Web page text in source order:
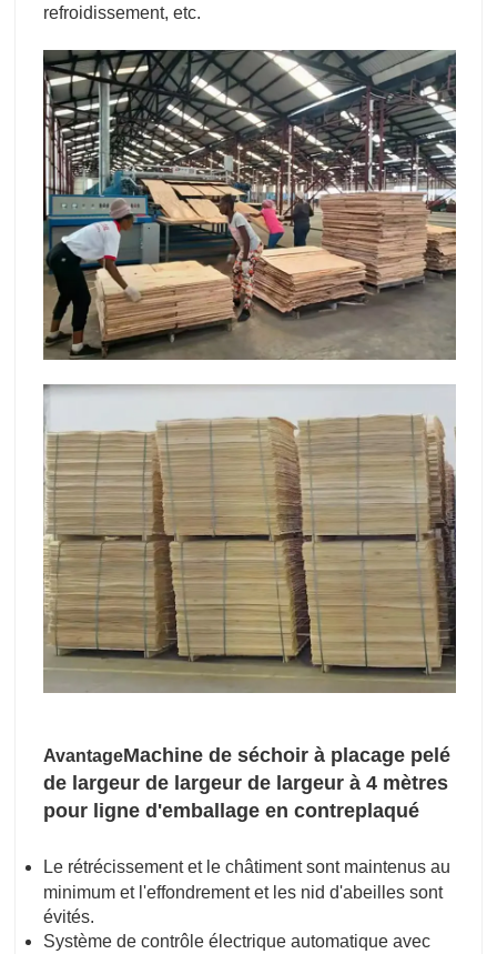
refroidissement, etc.
AvantageMachine de séchoir à placage pelé
de largeur de largeur de largeur à 4 mètres
pour ligne d'emballage en contreplaqué
Le rétrécissement et le châtiment sont maintenus au
minimum et l'effondrement et les nid d'abeilles sont
évités.
Système de contrôle électrique automatique avec